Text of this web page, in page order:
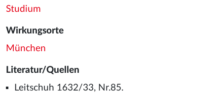
Studium
Wirkungsorte
München
Literatur/Quellen
Leitschuh 1632/33, Nr.85.